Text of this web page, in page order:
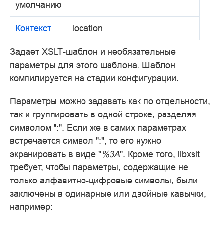
умолчанию
Контекст location
Задает XSLT-шаблон и необязательные
параметры для этого шаблона. Шаблон
компилируется на стадии конфигурации.
Параметры можно задавать как по отдельности,
так и группировать в одной строке, разделяя
символом ":". Если же в самих параметрах
встречается символ ":", то его нужно
экранировать в виде "%3A". Кроме того, libxslt
требует, чтобы параметры, содержащие не
только алфавитно-цифровые символы, были
заключены в одинарные или двойные кавычки,
например: